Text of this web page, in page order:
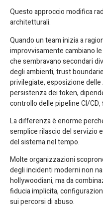
Questo approccio modifica
architetturali.
Quando un team inizia a
improvvisamente cambiano
che sembravano secondari
degli ambienti, trust
privilegiate, esposizione
persistenza dei token,
controllo delle pipeline CI/
La differenza è enorme
semplice rilascio del servizio
del sistema nel tempo.
Molte organizzazioni
degli incidenti moderni non
hollywoodiani, ma da
fiducia implicita,
sui percorsi di abuso.